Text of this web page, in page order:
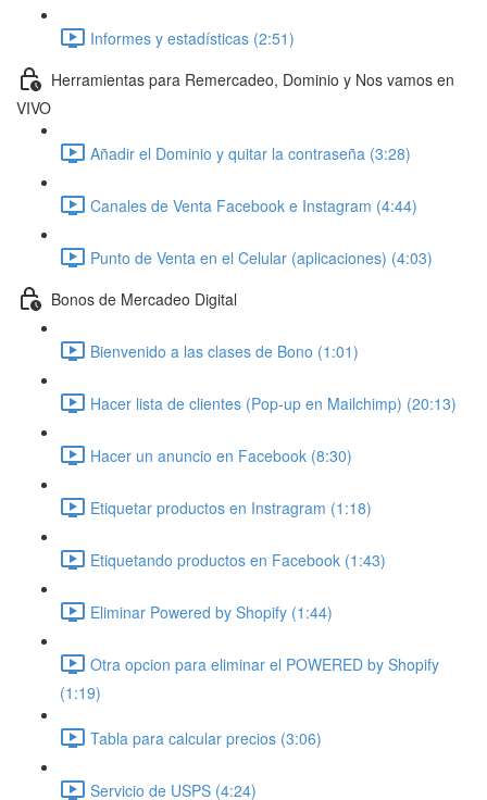
Informes y estadísticas (2:51)
Herramientas para Remercadeo, Dominio y Nos vamos en
VIVO
Añadir el Dominio y quitar la contraseña (3:28)
Canales de Venta Facebook e Instagram (4:44)
Punto de Venta en el Celular (aplicaciones) (4:03)
Bonos de Mercadeo Digital
Bienvenido a las clases de Bono (1:01)
Hacer lista de clientes (Pop-up en Mailchimp) (20:13)
Hacer un anuncio en Facebook (8:30)
Etiquetar productos en Instragram (1:18)
Etiquetando productos en Facebook (1:43)
Eliminar Powered by Shopify (1:44)
Otra opcion para eliminar el POWERED by Shopify
(1:19)
Tabla para calcular precios (3:06)
Servicio de USPS (4:24)